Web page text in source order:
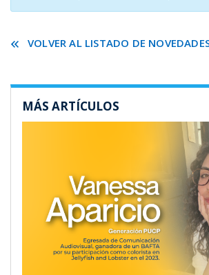
VOLVER AL LISTADO DE
MÁS ARTÍCULOS